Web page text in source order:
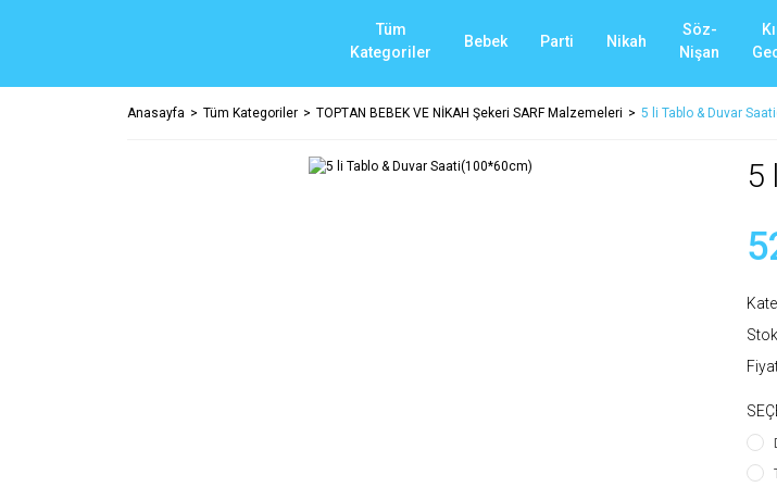
Tüm
Kategoriler
Bebek Parti Nikah
Söz-
Nişan
Anasayfa Tüm Kategoriler TOPTAN BEBEK VE NİKAH Şekeri SARF Malzemeleri 5 li Tablo & Duvar
5